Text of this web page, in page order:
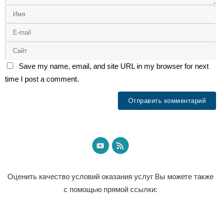
Save my name, email, and site URL in my browser for next
time I post a comment.
Оценить качество условий оказания услуг Вы можете также
с помощью прямой ссылки: